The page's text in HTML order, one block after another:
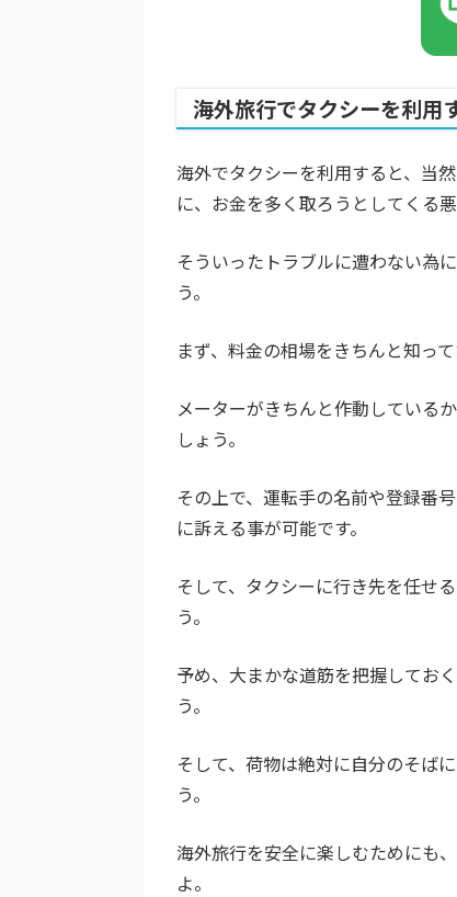
海外旅行でタクシーを利用
海外でタクシーを利用すると、当
に、お金を多く取ろうとしてくる
そういったトラブルに遭わない為
う。
まず、料金の相場をきちんと知っ
メーターがきちんと作動している
しょう。
その上で、運転手の名前や登録番
に訴える事が可能です。
そして、タクシーに行き先を任せ
う。
予め、大まかな道筋を把握してお
う。
そして、荷物は絶対に自分のそば
う。
海外旅行を安全に楽しむためにも
よ。